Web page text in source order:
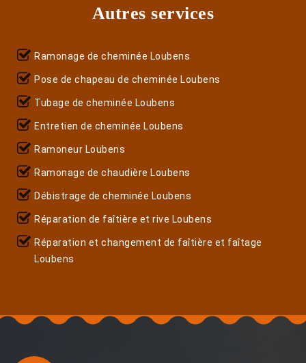
Autres services
Ramonage de cheminée Loubens
Pose de chapeau de cheminée Loubens
Tubage de cheminée Loubens
Entretien de cheminée Loubens
Ramoneur Loubens
Ramonage de chaudière Loubens
Débistrage de cheminée Loubens
Réparation de faîtière et rive Loubens
Réparation et changement de faîtière et faîtage
Loubens